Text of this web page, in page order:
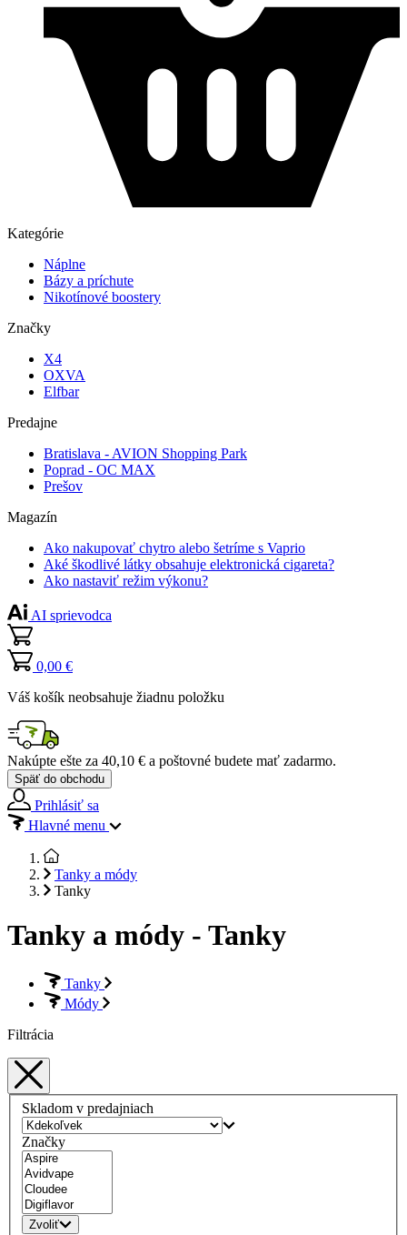
Kategórie
Náplne
Bázy a príchute
Nikotínové boostery
Značky
X4
OXVA
Elfbar
Predajne
Bratislava - AVION Shopping Park
Poprad - OC MAX
Prešov
Magazín
Ako nakupovať chytro alebo šetríme s Vaprio
Aké škodlivé látky obsahuje elektronická cigareta?
Ako nastaviť režim výkonu?
AI sprievodca
0,00 €
Váš košík neobsahuje žiadnu položku
Nakúpte ešte za 40,10 € a poštovné budete mať zadarmo.
Späť do obchodu
Prihlásiť sa
Hlavné menu
Tanky a módy
Tanky
Tanky a módy - Tanky
Tanky
Módy
Filtrácia
Skladom v predajniach
Značky
Zvoliť